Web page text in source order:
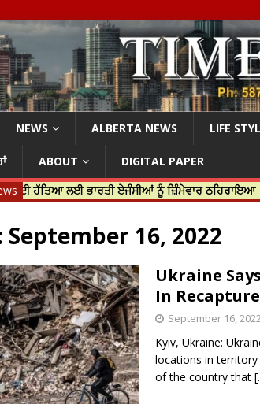
NEWS ALBERTA NEWS LIFE
ABOUT
DIGITAL PAPER
ਲਈ ਭਾਰਤੀ ਏਜੰਸੀਆਂ ਨੂੰ ਜ਼ਿੰਮੇਵਾਰ ਠਹਿਰਾਇਆ
September 16, 2022
Ukraine
In
September 16,
Kyiv, Ukraine:
locations in
of the country that